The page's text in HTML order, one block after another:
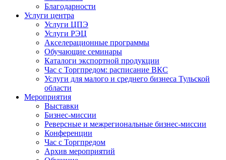
Благодарности
Услуги центра
Услуги ЦПЭ
Услуги РЭЦ
Акселерационные программы
Обучающие семинары
Каталоги экспортной продукции
Час с Торгпредом: расписание ВКС
Услуги для малого и среднего бизнеса Тульской
области
Мероприятия
Выставки
Бизнес-миссии
Реверсные и межрегиональные бизнес-миссии
Конференции
Час с Торгпредом
Архив мероприятий